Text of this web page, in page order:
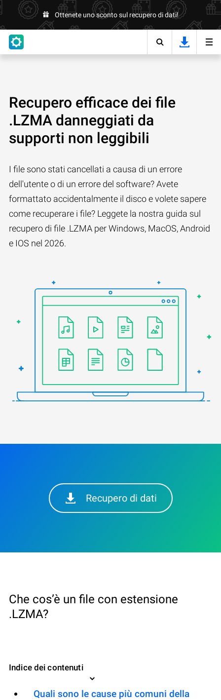
Ottenete uno sconto sul recupero di dati!
Recupero efficace dei file
.LZMA danneggiati da
supporti non leggibili
I file sono stati cancellati a causa di un errore
dell'utente o di un errore del software? Avete
formattato accidentalmente il disco e volete sapere
come recuperare i file? Leggete la nostra guida sul
recupero di file .LZMA per Windows, MacOS, Android
e IOS nel 2026.
Recupero di dati
Che cos’è un file con estensione
.LZMA?
Indice dei contenuti
Quali sono le cause più comuni della